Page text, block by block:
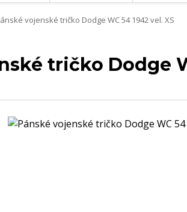
vojenské tričko Dodge WC 54 1942 vel. XS
tričko Dodge